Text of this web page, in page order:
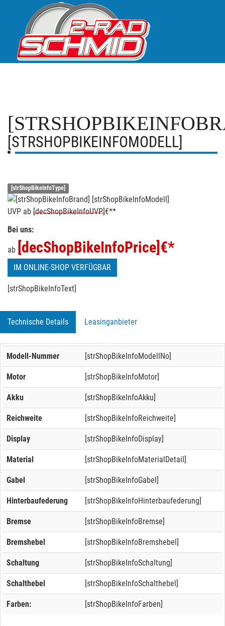
[STRSHOPBIKEINFOMODELL]
[strShopBikeInfoType]
UVP ab [decShopBikeInfoUVP]€**
Bei uns:
ab [decShopBikeInfoPrice] €*
IM ONLINE-SHOP VERFÜGBAR
[strShopBikeInfoText]
Technische Details Leasinganbieter
Modell-Nummer [strShopBikeInfoModellNo]
Motor [strShopBikeInfoMotor]
Akku [strShopBikeInfoAkku]
Reichweite [strShopBikeInfoReichweite]
Display [strShopBikeInfoDisplay]
Material [strShopBikeInfoMaterialDetail]
Gabel [strShopBikeInfoGabel]
Hinterbaufederung [strShopBikeInfoHinterbaufederung]
Bremse [strShopBikeInfoBremse]
Bremshebel [strShopBikeInfoBremshebel]
Schaltung [strShopBikeInfoSchaltung]
Schalthebel [strShopBikeInfoSchalthebel]
Farben: [strShopBikeInfoFarben]